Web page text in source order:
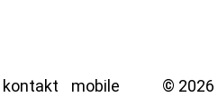
kontakt mobile © 2026